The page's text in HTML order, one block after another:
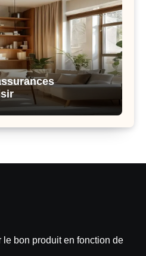
bon produit en fonction de